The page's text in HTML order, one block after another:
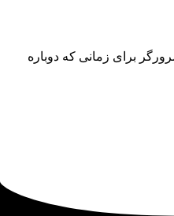
برای زمانی که دوباره